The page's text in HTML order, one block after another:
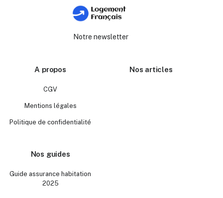
Notre newsletter
A propos
CGV
Mentions légales
Politique de confidentialité
Nos articles
Nos guides
Guide assurance habitation
2025